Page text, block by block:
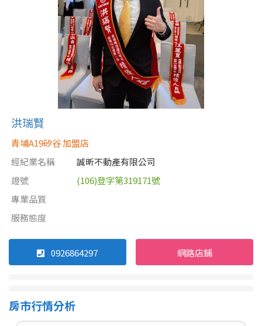
洪瑞賢
青埔A19矽谷 加盟店
經紀業名稱
誠昕不動產有限公司
證號
(106)登字第319171號
專業品質
服務態度
0926864297 網路店鋪
房市行情分析